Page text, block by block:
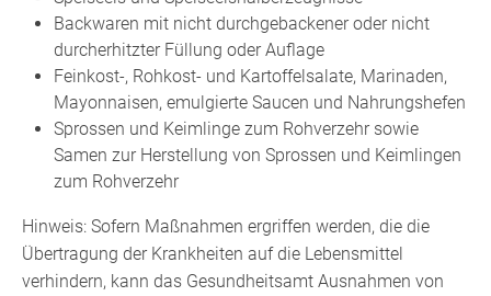
Backwaren mit nicht durchgebackener oder nicht
durcherhitzter Füllung oder Auflage
Feinkost-, Rohkost- und Kartoffelsalate, Marinaden,
Mayonnaisen, emulgierte Saucen und Nahrungshefen
Sprossen und Keimlinge zum Rohverzehr sowie
Samen zur Herstellung von Sprossen und Keimlingen
zum Rohverzehr
Hinweis: Sofern Maßnahmen ergriffen werden, die die
Übertragung der Krankheiten auf die Lebensmittel
verhindern, kann das Gesundheitsamt Ausnahmen von